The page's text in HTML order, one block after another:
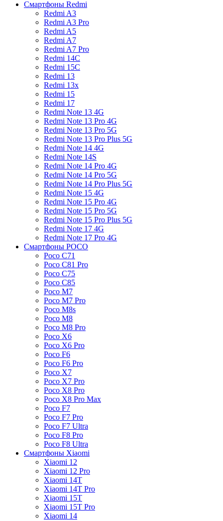
Смартфоны Redmi
Redmi A3
Redmi A3 Pro
Redmi A5
Redmi A7
Redmi A7 Pro
Redmi 14C
Redmi 15C
Redmi 13
Redmi 13x
Redmi 15
Redmi 17
Redmi Note 13 4G
Redmi Note 13 Pro 4G
Redmi Note 13 Pro 5G
Redmi Note 13 Pro Plus 5G
Redmi Note 14 4G
Redmi Note 14S
Redmi Note 14 Pro 4G
Redmi Note 14 Pro 5G
Redmi Note 14 Pro Plus 5G
Redmi Note 15 4G
Redmi Note 15 Pro 4G
Redmi Note 15 Pro 5G
Redmi Note 15 Pro Plus 5G
Redmi Note 17 4G
Redmi Note 17 Pro 4G
Смартфоны POCO
Poco C71
Poco C81 Pro
Poco C75
Poco C85
Poco M7
Poco M7 Pro
Poco M8s
Poco M8
Poco M8 Pro
Poco X6
Poco X6 Pro
Poco F6
Poco F6 Pro
Poco X7
Poco X7 Pro
Poco X8 Pro
Poco X8 Pro Max
Poco F7
Poco F7 Pro
Poco F7 Ultra
Poco F8 Pro
Poco F8 Ultra
Смартфоны Xiaomi
Xiaomi 12
Xiaomi 12 Pro
Xiaomi 14T
Xiaomi 14T Pro
Xiaomi 15T
Xiaomi 15T Pro
Xiaomi 14